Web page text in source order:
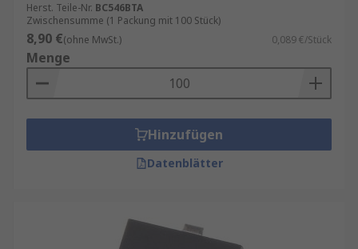
Herst. Teile-Nr. BC546BTA
Zwischensumme (1 Packung mit 100 Stück)
8,90 €(ohne MwSt.) 0,089 €/Stück
Menge
Hinzufügen
Datenblätter